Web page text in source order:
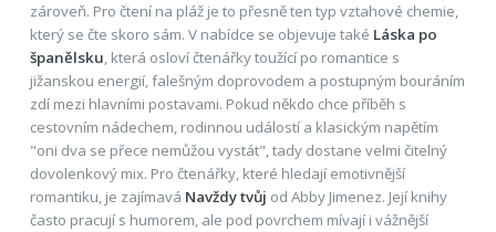
zároveň. Pro čtení na pláž je to přesně ten typ vztahové chemie,
který se čte skoro sám. V nabídce se objevuje také Láska po
španělsku, která osloví čtenářky toužící po romantice s
jižanskou energií, falešným doprovodem a postupným bouráním
zdí mezi hlavními postavami. Pokud někdo chce příběh s
cestovním nádechem, rodinnou událostí a klasickým napětím
"oni dva se přece nemůžou vystát", tady dostane velmi čitelný
dovolenkový mix. Pro čtenářky, které hledají emotivnější
romantiku, je zajímavá Navždy tvůj od Abby Jimenez. Její knihy
často pracují s humorem, ale pod povrchem mívají i vážnější